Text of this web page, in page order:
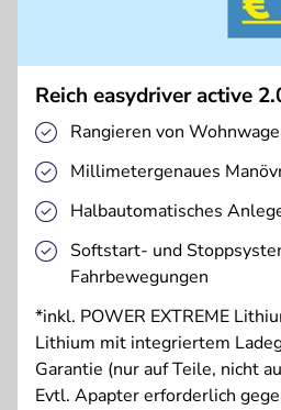
Reich easydriver active
Rangieren von
Millimetergenaues
Halbautomatisches
Softstart- und
Fahrbewegungen
*inkl. POWER EXTREME
Lithium mit integriertem
Garantie (nur auf Teile, nicht
Evtl. Apapter erforderlich